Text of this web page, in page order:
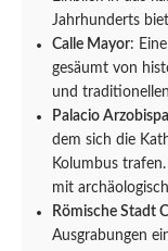
Jahrhunderts
Calle Mayor:
gesäumt von
und
Palacio Arzobispal
dem sich die
Kolumbus
mit
Römische Stadt
Ausgrabungen